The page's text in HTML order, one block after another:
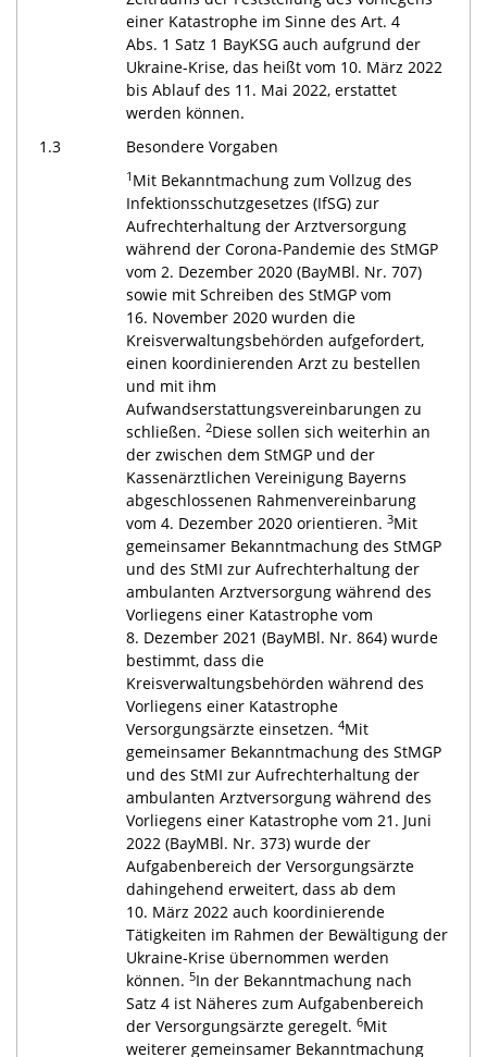
einer Katastrophe im Sinne des Art. 4
Abs. 1 Satz 1 BayKSG auch aufgrund der
Ukraine-Krise, das heißt vom 10. März 2022
bis Ablauf des 11. Mai 2022, erstattet
werden können.
1.3
Besondere Vorgaben
1 Mit Bekanntmachung zum Vollzug des
Infektionsschutzgesetzes (IfSG) zur
Aufrechterhaltung der Arztversorgung
während der Corona-Pandemie des StMGP
vom 2. Dezember 2020 (BayMBl. Nr. 707)
sowie mit Schreiben des StMGP vom
16. November 2020 wurden die
Kreisverwaltungsbehörden aufgefordert,
einen koordinierenden Arzt zu bestellen
und mit ihm
Aufwandserstattungsvereinbarungen zu
schließen. 2Diese sollen sich weiterhin an
der zwischen dem StMGP und der
Kassenärztlichen Vereinigung Bayerns
abgeschlossenen Rahmenvereinbarung
vom 4. Dezember 2020 orientieren. 3Mit
gemeinsamer Bekanntmachung des StMGP
und des StMI zur Aufrechterhaltung der
ambulanten Arztversorgung während des
Vorliegens einer Katastrophe vom
8. Dezember 2021 (BayMBl. Nr. 864) wurde
bestimmt, dass die
Kreisverwaltungsbehörden während des
Vorliegens einer Katastrophe
Versorgungsärzte einsetzen. 4Mit
gemeinsamer Bekanntmachung des StMGP
und des StMI zur Aufrechterhaltung der
ambulanten Arztversorgung während des
Vorliegens einer Katastrophe vom 21. Juni
2022 (BayMBl. Nr. 373) wurde der
Aufgabenbereich der Versorgungsärzte
dahingehend erweitert, dass ab dem
10. März 2022 auch koordinierende
Tätigkeiten im Rahmen der Bewältigung der
Ukraine-Krise übernommen werden
können. 5In der Bekanntmachung nach
Satz 4 ist Näheres zum Aufgabenbereich
der Versorgungsärzte geregelt. 6Mit
weiterer gemeinsamer Bekanntmachung